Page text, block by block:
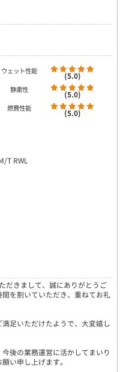
ウェット性能 (5.0)
静粛性 (5.0)
燃費性能 (5.0)
T RWL
だきまして、誠にありがとうご
を割いていただき、重ねてお礼
足いただけたようで、大変嬉し
後の業務運営に活かしてまいり
い申し上げます。